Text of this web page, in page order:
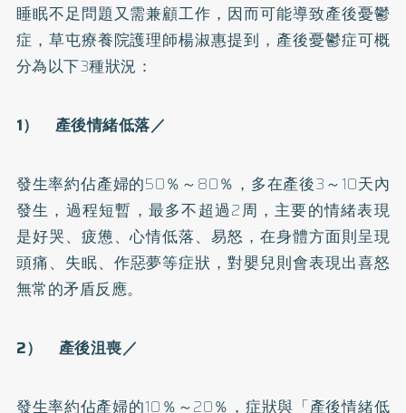
睡眠不足問題又需兼顧工作，因而可能導致產後憂鬱
症，草屯療養院護理師楊淑惠提到，產後憂鬱症可概
分為以下3種狀況：
1） 產後情緒低落／
發生率約佔產婦的50％～80％，多在產後3～10天內
發生，過程短暫，最多不超過2周，主要的情緒表現
是好哭、疲憊、心情低落、易怒，在身體方面則呈現
頭痛、 失眠、作惡夢等症狀，對嬰兒則會表現出喜怒
無常的矛盾反應。
2） 產後沮喪／
發生率約佔產婦的10％～20％，症狀與「產後情緒低